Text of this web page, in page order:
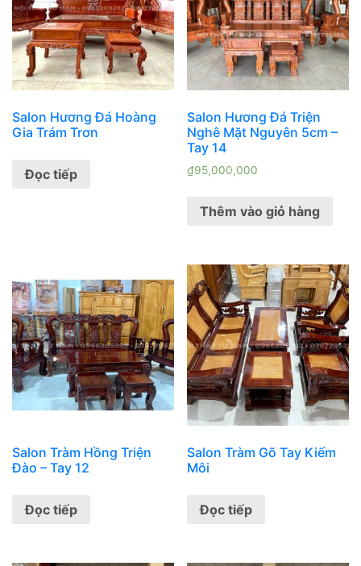
Salon Hương Đá Hoàng
Gia Trám Trơn
Đọc tiếp
Salon Hương Đá Triện
Nghê Mặt Nguyên 5cm –
Tay 14
₫95,000,000
Thêm vào giỏ hàng
Salon Tràm Hồng Triện
Đào – Tay 12
Đọc tiếp
Salon Tràm Gõ Tay Kiếm
Môi
Đọc tiếp